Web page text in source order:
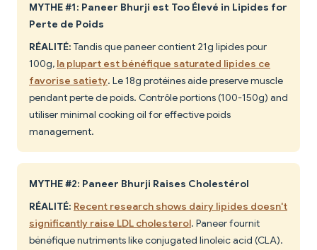
MYTHE #1: Paneer Bhurji est Too Élevé in Lipides for
Perte de Poids
RÉALITÉ: Tandis que paneer contient 21g lipides pour
100g, la plupart est bénéfique saturated lipides ce
favorise satiety. Le 18g protéines aide preserve muscle
pendant perte de poids. Contrôle portions (100-150g) and
utiliser minimal cooking oil for effective poids
management.
MYTHE #2: Paneer Bhurji Raises Cholestérol
RÉALITÉ: Recent research shows dairy lipides doesn't
significantly raise LDL cholesterol. Paneer fournit
bénéfique nutriments like conjugated linoleic acid (CLA).